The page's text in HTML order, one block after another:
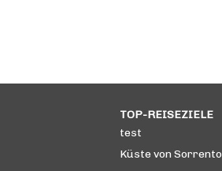
TOP-REISEZIELE
test
Küste von Sorrento